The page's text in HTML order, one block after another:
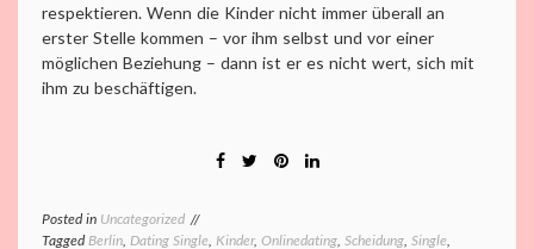
respektieren. Wenn die Kinder nicht immer überall an
erster Stelle kommen – vor ihm selbst und vor einer
möglichen Beziehung – dann ist er es nicht wert, sich mit
ihm zu beschäftigen.
Posted in Uncategorized
TaggedBerlin, Dating Single, Kinder, Onlinedating, Scheidung, Single,